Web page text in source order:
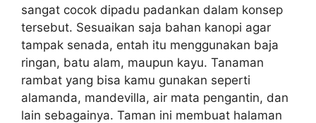
sangat cocok dipadu padankan dalam konsep
tersebut. Sesuaikan saja bahan kanopi agar
tampak senada, entah itu menggunakan baja
ringan, batu alam, maupun kayu. Tanaman
rambat yang bisa kamu gunakan seperti
alamanda, mandevilla, air mata pengantin, dan
lain sebagainya. Taman ini membuat halaman